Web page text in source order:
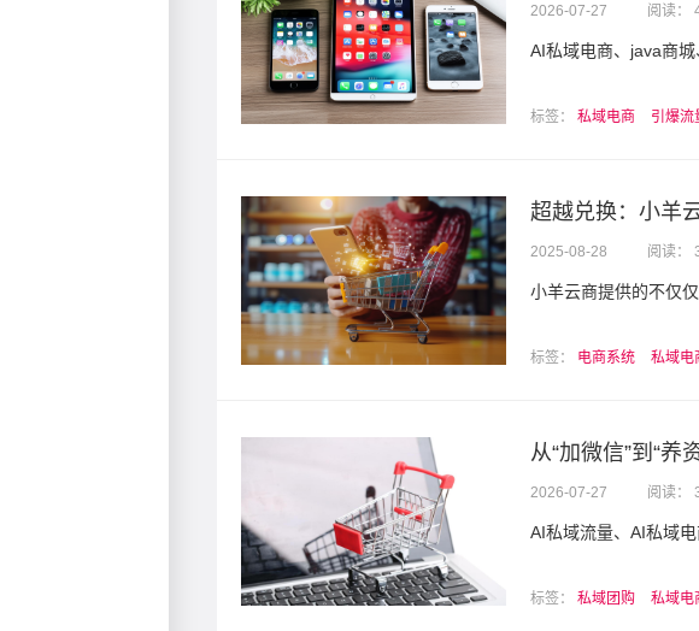
2026-07-27 阅读：
AI私域电商、java商
标签： 私域电商 引爆流
超越兑换：小羊
2025-08-28 阅读：
小羊云商提供的不仅
标签： 电商系统 私域电
从“加微信”到“养
2026-07-27 阅读：
AI私域流量、AI私域
标签： 私域团购 私域电